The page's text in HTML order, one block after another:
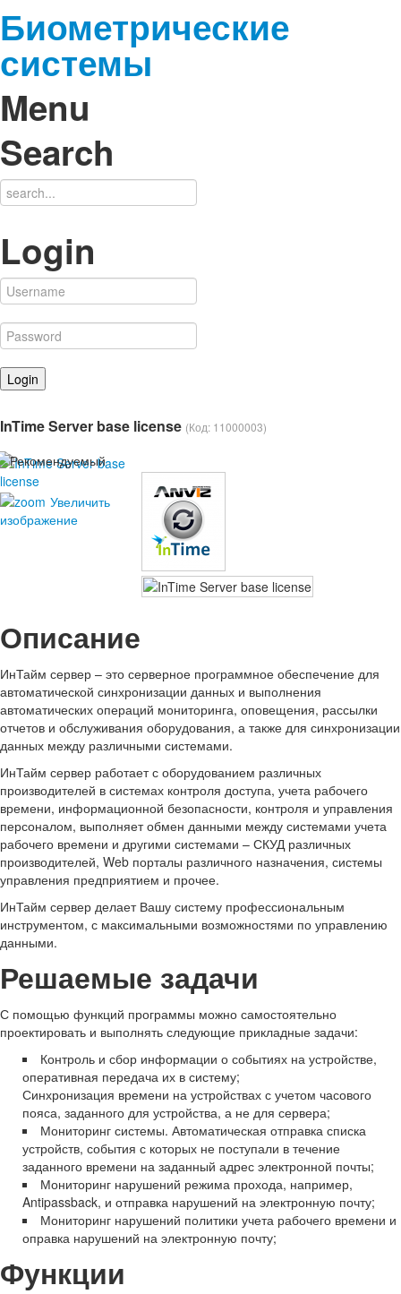
Биометрические
системы
Menu
Search
Login
InTime Server base license (Код: 11000003)
Увеличить
изображение
Описание
ИнТайм сервер – это серверное программное обеспечение для
автоматической синхронизации данных и выполнения
автоматических операций мониторинга, оповещения, рассылки
отчетов и обслуживания оборудования, а также для синхронизации
данных между различными системами.
ИнТайм сервер работает с оборудованием различных
производителей в системах контроля доступа, учета рабочего
времени, информационной безопасности, контроля и управления
персоналом, выполняет обмен данными между системами учета
рабочего времени и другими системами – СКУД различных
производителей, Web порталы различного назначения, системы
управления предприятием и прочее.
ИнТайм сервер делает Вашу систему профессиональным
инструментом, с максимальными возможностями по управлению
данными.
Решаемые задачи
С помощью функций программы можно самостоятельно
проектировать и выполнять следующие прикладные задачи:
Контроль и сбор информации о событиях на устройстве,
оперативная передача их в систему;
Синхронизация времени на устройствах с учетом часового
пояса, заданного для устройства, а не для сервера;
Мониторинг системы. Автоматическая отправка списка
устройств, события с которых не поступали в течение
заданного времени на заданный адрес электронной почты;
Мониторинг нарушений режима прохода, например,
Antipassback, и отправка нарушений на электронную почту;
Мониторинг нарушений политики учета рабочего времени и
оправка нарушений на электронную почту;
Функции